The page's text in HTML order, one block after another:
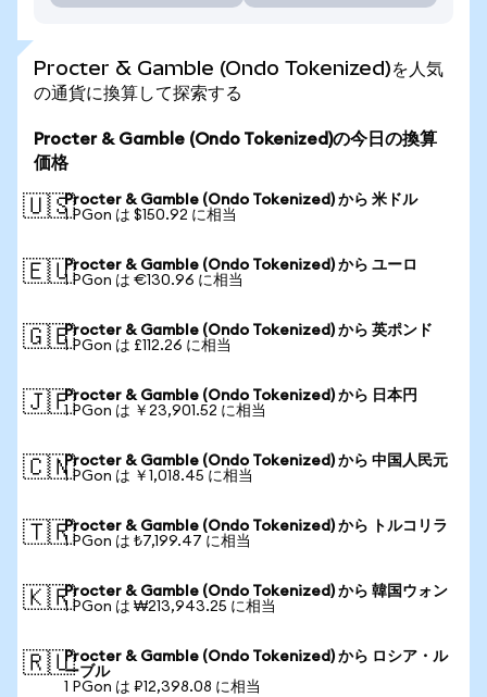
Procter & Gamble (Ondo Tokenized)を人気
の通貨に換算して探索する
Procter & Gamble (Ondo Tokenized)の今日の換算
価格
🇺🇸Procter & Gamble (Ondo Tokenized) から 米ドル
1 PGon は $150.92 に相当
🇪🇺Procter & Gamble (Ondo Tokenized) から ユーロ
1 PGon は €130.96 に相当
🇬🇧Procter & Gamble (Ondo Tokenized) から 英ポンド
1 PGon は £112.26 に相当
🇯🇵Procter & Gamble (Ondo Tokenized) から 日本円
1 PGon は ￥23,901.52 に相当
🇨🇳Procter & Gamble (Ondo Tokenized) から 中国人民元
1 PGon は ￥1,018.45 に相当
🇹🇷Procter & Gamble (Ondo Tokenized) から トルコリラ
1 PGon は ₺7,199.47 に相当
🇰🇷Procter & Gamble (Ondo Tokenized) から 韓国ウォン
1 PGon は ₩213,943.25 に相当
🇷🇺Procter & Gamble (Ondo Tokenized) から ロシア・ル
ーブル
1 PGon は ₽12,398.08 に相当